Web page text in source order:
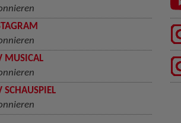
MUSICAL
SCHAUSPIEL